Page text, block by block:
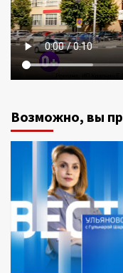
Возможно, вы